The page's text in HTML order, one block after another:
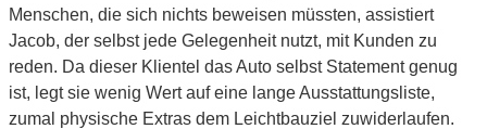
Menschen, die sich nichts beweisen müssten, assistiert
Jacob, der selbst jede Gelegenheit nutzt, mit Kunden zu
reden. Da dieser Klientel das Auto selbst Statement genug
ist, legt sie wenig Wert auf eine lange Ausstattungsliste,
zumal physische Extras dem Leichtbauziel zuwiderlaufen.